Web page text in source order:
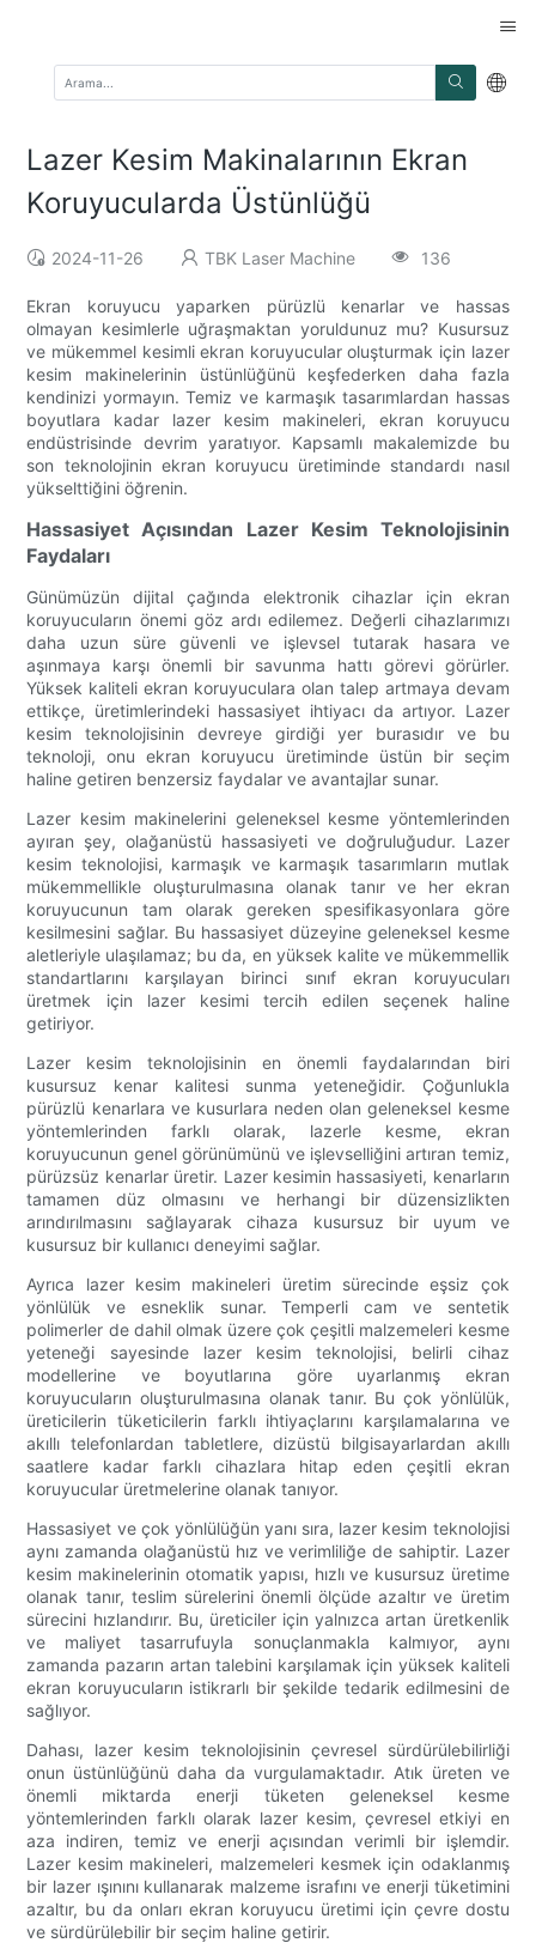
Lazer Kesim Makinalarının Ekran
Koruyucularda Üstünlüğü
2024-11-26 TBK Laser Machine 136
Ekran koruyucu yaparken pürüzlü kenarlar ve hassas
olmayan kesimlerle uğraşmaktan yoruldunuz mu? Kusursuz
ve mükemmel kesimli ekran koruyucular oluşturmak için lazer
kesim makinelerinin üstünlüğünü keşfederken daha fazla
kendinizi yormayın. Temiz ve karmaşık tasarımlardan hassas
boyutlara kadar lazer kesim makineleri, ekran koruyucu
endüstrisinde devrim yaratıyor. Kapsamlı makalemizde bu
son teknolojinin ekran koruyucu üretiminde standardı nasıl
yükselttiğini öğrenin.
Hassasiyet Açısından Lazer Kesim Teknolojisinin
Faydaları
Günümüzün dijital çağında elektronik cihazlar için ekran
koruyucuların önemi göz ardı edilemez. Değerli cihazlarımızı
daha uzun süre güvenli ve işlevsel tutarak hasara ve
aşınmaya karşı önemli bir savunma hattı görevi görürler.
Yüksek kaliteli ekran koruyuculara olan talep artmaya devam
ettikçe, üretimlerindeki hassasiyet ihtiyacı da artıyor. Lazer
kesim teknolojisinin devreye girdiği yer burasıdır ve bu
teknoloji, onu ekran koruyucu üretiminde üstün bir seçim
haline getiren benzersiz faydalar ve avantajlar sunar.
Lazer kesim makinelerini geleneksel kesme yöntemlerinden
ayıran şey, olağanüstü hassasiyeti ve doğruluğudur. Lazer
kesim teknolojisi, karmaşık ve karmaşık tasarımların mutlak
mükemmellikle oluşturulmasına olanak tanır ve her ekran
koruyucunun tam olarak gereken spesifikasyonlara göre
kesilmesini sağlar. Bu hassasiyet düzeyine geleneksel kesme
aletleriyle ulaşılamaz; bu da, en yüksek kalite ve mükemmellik
standartlarını karşılayan birinci sınıf ekran koruyucuları
üretmek için lazer kesimi tercih edilen seçenek haline
getiriyor.
Lazer kesim teknolojisinin en önemli faydalarından biri
kusursuz kenar kalitesi sunma yeteneğidir. Çoğunlukla
pürüzlü kenarlara ve kusurlara neden olan geleneksel kesme
yöntemlerinden farklı olarak, lazerle kesme, ekran
koruyucunun genel görünümünü ve işlevselliğini artıran temiz,
pürüzsüz kenarlar üretir. Lazer kesimin hassasiyeti, kenarların
tamamen düz olmasını ve herhangi bir düzensizlikten
arındırılmasını sağlayarak cihaza kusursuz bir uyum ve
kusursuz bir kullanıcı deneyimi sağlar.
Ayrıca lazer kesim makineleri üretim sürecinde eşsiz çok
yönlülük ve esneklik sunar. Temperli cam ve sentetik
polimerler de dahil olmak üzere çok çeşitli malzemeleri kesme
yeteneği sayesinde lazer kesim teknolojisi, belirli cihaz
modellerine ve boyutlarına göre uyarlanmış ekran
koruyucuların oluşturulmasına olanak tanır. Bu çok yönlülük,
üreticilerin tüketicilerin farklı ihtiyaçlarını karşılamalarına ve
akıllı telefonlardan tabletlere, dizüstü bilgisayarlardan akıllı
saatlere kadar farklı cihazlara hitap eden çeşitli ekran
koruyucular üretmelerine olanak tanıyor.
Hassasiyet ve çok yönlülüğün yanı sıra, lazer kesim teknolojisi
aynı zamanda olağanüstü hız ve verimliliğe de sahiptir. Lazer
kesim makinelerinin otomatik yapısı, hızlı ve kusursuz üretime
olanak tanır, teslim sürelerini önemli ölçüde azaltır ve üretim
sürecini hızlandırır. Bu, üreticiler için yalnızca artan üretkenlik
ve maliyet tasarrufuyla sonuçlanmakla kalmıyor, aynı
zamanda pazarın artan talebini karşılamak için yüksek kaliteli
ekran koruyucuların istikrarlı bir şekilde tedarik edilmesini de
sağlıyor.
Dahası, lazer kesim teknolojisinin çevresel sürdürülebilirliği
onun üstünlüğünü daha da vurgulamaktadır. Atık üreten ve
önemli miktarda enerji tüketen geleneksel kesme
yöntemlerinden farklı olarak lazer kesim, çevresel etkiyi en
aza indiren, temiz ve enerji açısından verimli bir işlemdir.
Lazer kesim makineleri, malzemeleri kesmek için odaklanmış
bir lazer ışınını kullanarak malzeme israfını ve enerji tüketimini
azaltır, bu da onları ekran koruyucu üretimi için çevre dostu
ve sürdürülebilir bir seçim haline getirir.